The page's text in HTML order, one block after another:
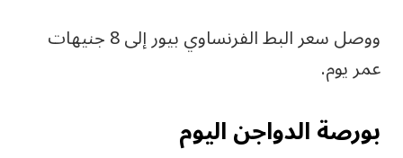
ووصل سعر البط الفرنساوي بيور إلى 8 جنيهات
عمر يوم.
بورصة الدواجن اليوم